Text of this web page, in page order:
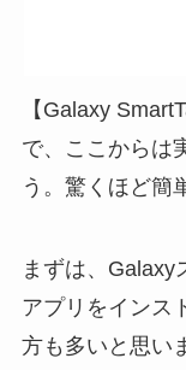
【Galaxy
で、ここからは
う。驚くほど簡
まずは、Galaxy
アプリをインス
方も多いと思い